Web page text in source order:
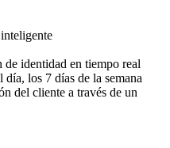
identidad en tiempo real
los 7 días de la semana
del cliente a través de un